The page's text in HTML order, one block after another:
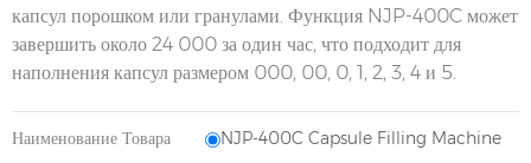
капсул порошком или гранулами. Функция NJP-400C может
завершить около 24 000 за один час, что подходит для
наполнения капсул размером 000, 00, 0, 1, 2, 3, 4 и 5.
Наименование Товара
NJP-400C Capsule Filling Machine